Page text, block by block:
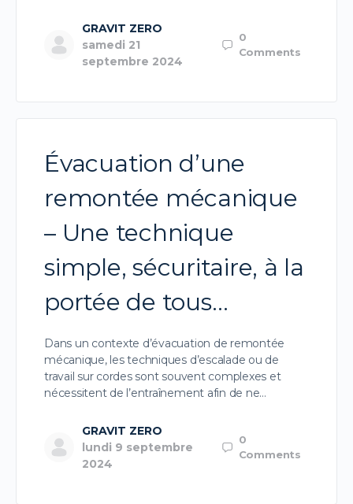
GRAVIT ZERO
samedi 21
septembre 2024
0
Comments
Évacuation d’une
remontée mécanique
– Une technique
simple, sécuritaire, à la
portée de tous…
Dans un contexte d’évacuation de remontée
mécanique, les techniques d’escalade ou de
travail sur cordes sont souvent complexes et
nécessitent de l’entraînement afin de ne…
GRAVIT ZERO
lundi 9 septembre
2024
0
Comments